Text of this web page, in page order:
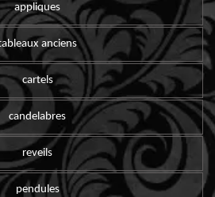
appliques
anciens
cartels
candelabres
reveils
pendules